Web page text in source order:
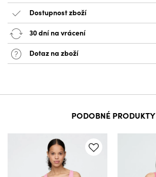
Dostupnost zboží
30 dní na vrácení
Dotaz na zboží
PODOBNÉ PRODUKTY